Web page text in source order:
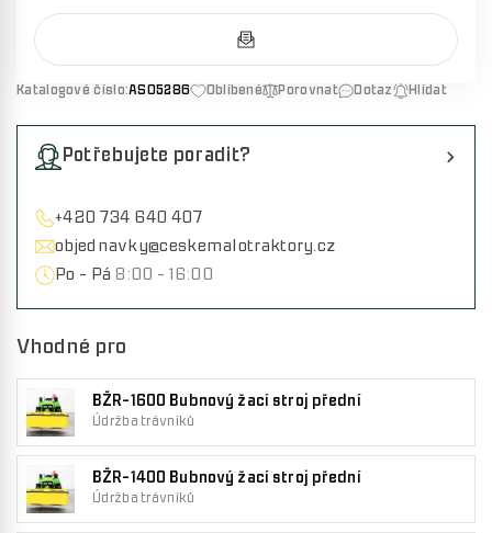
Katalogové číslo:AS05286 Oblíbené Porovnat Dotaz Hlídat
Potřebujete poradit?
+420 734 640 407
objednavky@ceskemalotraktory.cz
Po - Pá 8:00 - 16:00
Vhodné pro
BŽR-1600 Bubnový žací stroj přední
Údržba trávníků
BŽR-1400 Bubnový žací stroj přední
Údržba trávníků